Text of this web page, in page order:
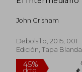
45%
dcto.
John Grisham
Debolsillo, 2015, 001
Edición, Tapa Blanda,
Nuevo